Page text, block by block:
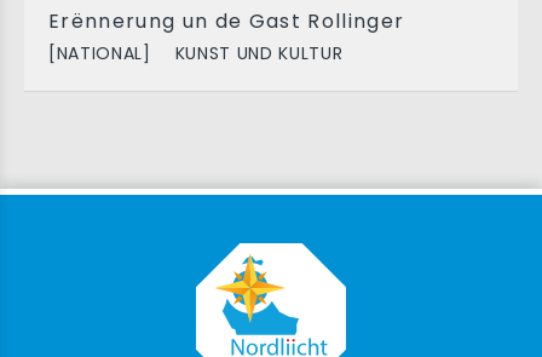
Erënnerung un de Gast Rollinger
[NATIONAL] KUNST UND KULTUR